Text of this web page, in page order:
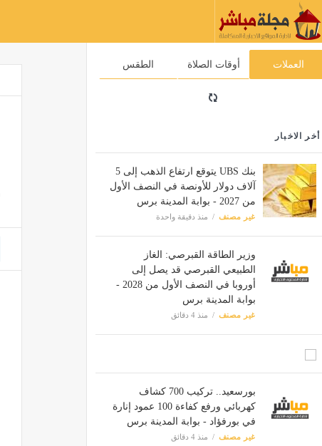
العملات أوقات الصلاة الطقس
أخر الاخبار
بنك UBS يتوقع ارتفاع الذهب إلى 5
آلاف دولار للأونصة في النصف الأول
من 2027 - بوابة المدينة برس
غير مصنف منذ دقيقة واحدة
وزير الطاقة القبرصي: الغاز
الطبيعي القبرصي قد يصل إلى
أوروبا في النصف الأول من 2028 -
بوابة المدينة برس
غير مصنف منذ 4 دقائق
بورسعيد.. تركيب 700 كشاف
كهربائي ورفع كفاءة 100 عمود إنارة
في بورفؤاد - بوابة المدينة برس
غير مصنف منذ 4 دقائق